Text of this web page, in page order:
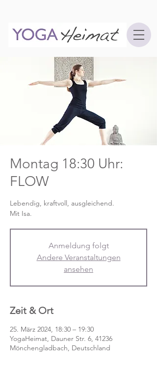
Montag 18:30 Uhr:
FLOW
Lebendig, kraftvoll, ausgleichend.
Mit Isa.
Anmeldung folgt
Andere Veranstaltungen
ansehen
Zeit & Ort
25. März 2024, 18:30 – 19:30
YogaHeimat, Dauner Str. 6, 41236
Mönchengladbach, Deutschland